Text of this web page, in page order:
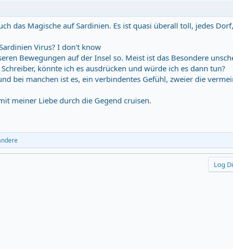
das Magische auf Sardinien. Es ist quasi überall toll, jedes
Virus? I don't know
Bewegungen auf der Insel so. Meist ist das Besondere
könnte ich es ausdrücken und würde ich es dann tun?
bei manchen ist es, ein verbindentes Gefühl, zweier die
meiner Liebe durch die Gegend cruisen.
Log